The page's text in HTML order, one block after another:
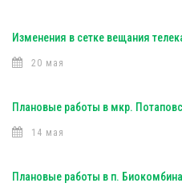
Изменения в сетке вещания
20 мая
Плановые работы в мкр.
14 мая
Плановые работы в п.